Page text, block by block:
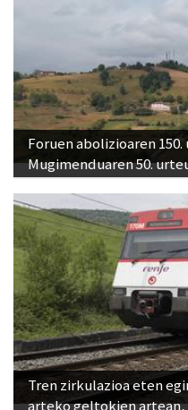
Foruen abolizioaren
Mugimenduaren 50.
Tren zirkulazioa eten
arteko geltokien